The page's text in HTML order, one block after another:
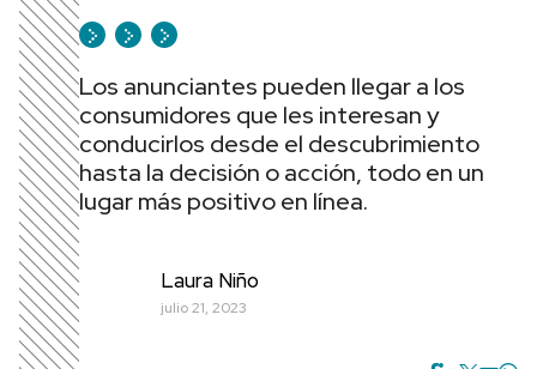
Los anunciantes pueden llegar a los
consumidores que les interesan y
conducirlos desde el descubrimiento
hasta la decisión o acción, todo en un
lugar más positivo en línea.
Laura Niño
julio 21, 2023